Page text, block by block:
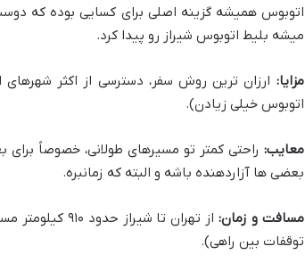
اتوبوس همیشه گزینه اصلی برای کسایی بوده که
میشه بلیط اتوبوس شیراز رو پیدا کرد.
مزایا: ارزان ترین روش سفر، دسترسی از اکثر
اتوبوس خیلی زیادن).
معایب: راحتی کمتر تو مسیرهای طولانی، خصوصاً
بعضی ها آزاردهنده باشه و البته که زمانبره.
مسافت و زمان:
توقفات بین راهی).